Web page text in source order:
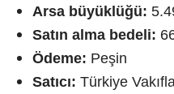
Arsa büyüklüğü:
Satın alma bedeli:
Ödeme: Peşin
Satıcı: Türkiye